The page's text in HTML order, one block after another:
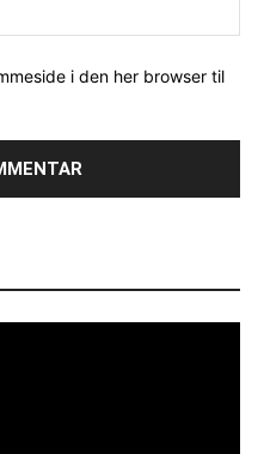
i den her browser til